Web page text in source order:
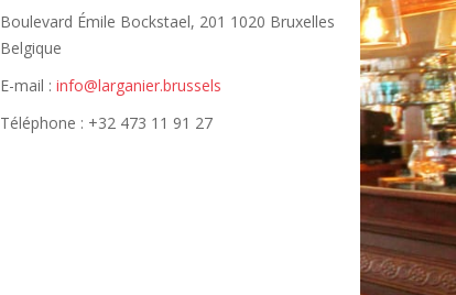
Boulevard Émile Bockstael, 201 1020 Bruxelles
Belgique
E-mail : info@larganier.brussels
Téléphone : +32 473 11 91 27